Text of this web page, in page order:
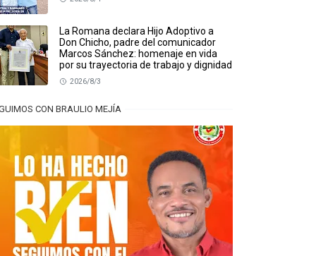
La Romana declara Hijo Adoptivo a
Don Chicho, padre del comunicador
Marcos Sánchez: homenaje en vida
por su trayectoria de trabajo y dignidad
2026/8/3
CON BRAULIO MEJÍA